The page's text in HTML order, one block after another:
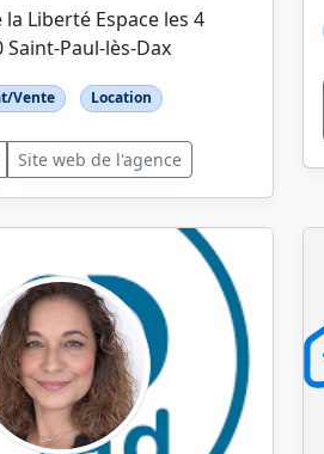
la Liberté Espace les 4
Saint-Paul-lès-Dax
Vente Location
Site web de l'agence